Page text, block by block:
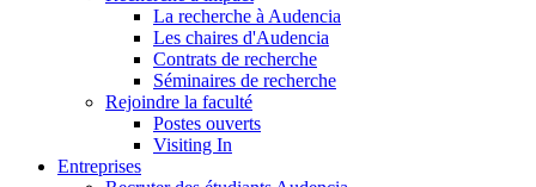
La recherche à Audencia
Les chaires d'Audencia
Contrats de recherche
Séminaires de recherche
Rejoindre la faculté
Postes ouverts
Visiting In
Entreprises